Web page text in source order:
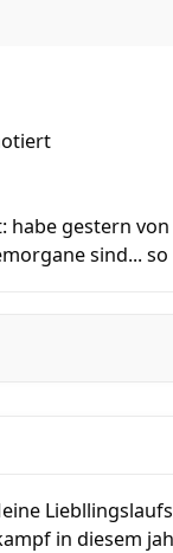
gestern
sind...
in diesem